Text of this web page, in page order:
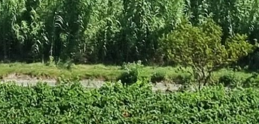
LEARNING
PROVENCE VINEYARDS
RESTING
RHONE VALLEY VINEYARDS
ROUSSILLON VINEYARDS
TASTING